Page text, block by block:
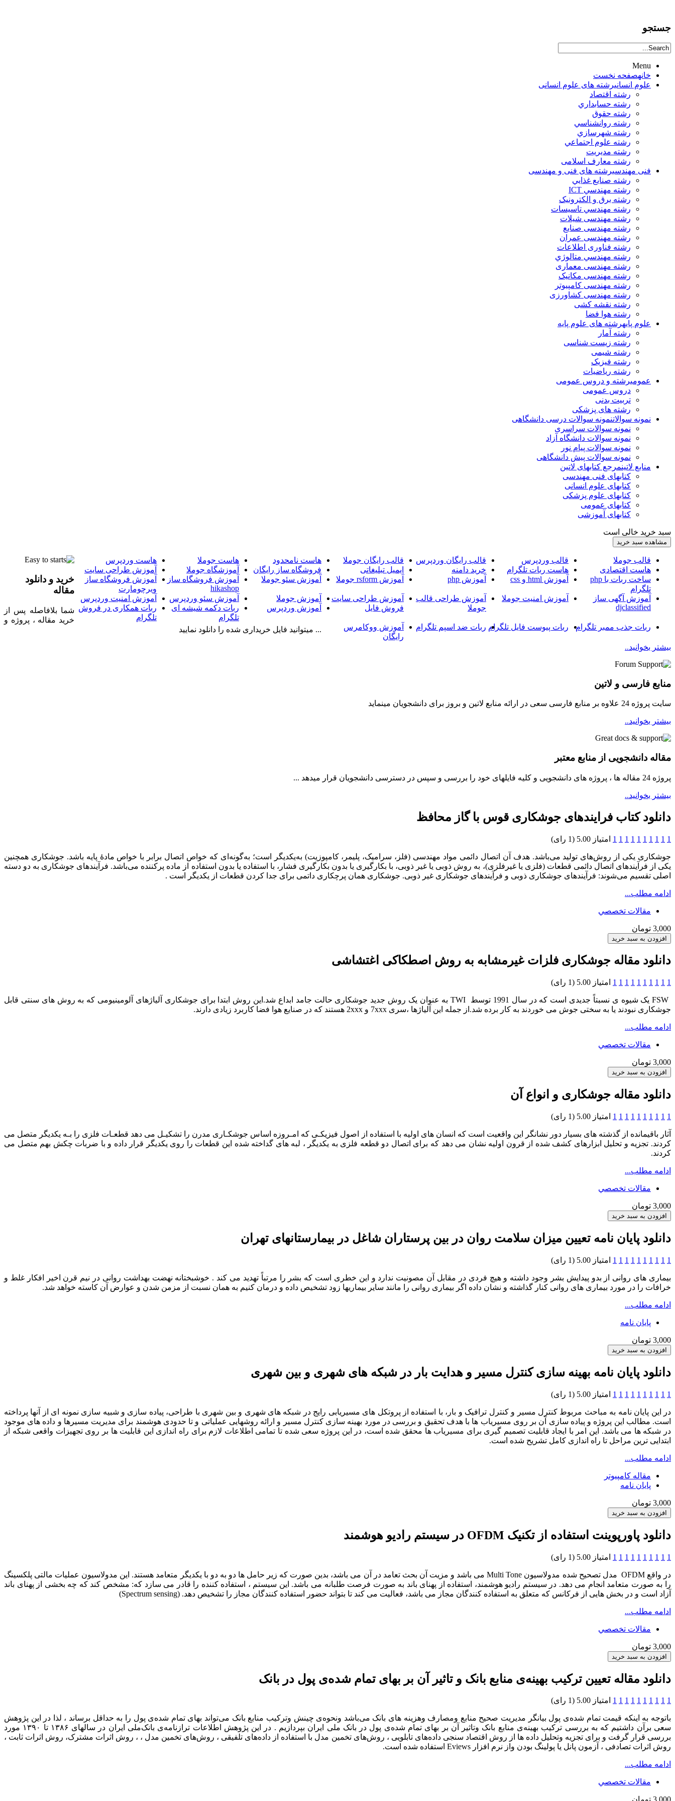
جستجو
Menu
خانهصفحه نخست
علوم انسانيرشته های علوم انسانی
رشته اقتصاد
رشته حسابداري
رشته حقوق
رشته روانشناسي
رشته شهرسازي
رشته علوم اجتماعي
رشته مديريت
رشته معارف اسلامی
فنی مهندسیرشته های فنی و مهندسی
رشته صنايع غذايي
رشته مهندسي ICT
رشته برق و الکترونيک
رشته مهندسي تاسيسات
رشته مهندسی شیلات
رشته مهندسی صنایع
رشته مهندسی عمران
رشته فناوری اطلاعات
رشته مهندسي متالوژي
رشته مهندسی معماری
رشته مهندسی مکانیک
رشته مهندسی کامپیوتر
رشته مهندسی کشاورزی
رشته نقشه کشی
رشته هوا فضا
علوم پایهرشته های علوم پایه
رشته آمار
رشته زیست شناسی
رشته شیمی
رشته فیزیک
رشته ریاضیات
عمومیرشته و دروس عمومی
دروس عمومی
تربیت بدنی
رشته های پزشکی
نمونه سوالاتنمونه سوالات درسی دانشگاهی
نمونه سوالات سراسری
نمونه سوالات دانشگاه آزاد
نمونه سوالات پیام نور
نمونه سوالات پیش دانشگاهی
منابع لاتینمرجع کتابهای لاتین
کتابهای فنی مهندسی
کتابهای علوم انسانی
کتابهای علوم پزشکی
کتابهای عمومی
کتابهای آموزشی
سبد خرید خالی است
قالب جوملا قالب وردپرس قالب رایگان وردپرس قالب رایگان جوملا هاست نامحدود هاست جوملا
هاست وردپرس
هاست اقتصادی
هاست ربات تلگرام خرید دامنه ایمیل تبلیغاتی فروشگاه ساز رایگان آموزشگاه جوملا
آموزش طراحی سایت
ساخت ربات با php
تلگرام
آموزش html و css آموزش php آموزش rsform جوملا آموزش سئو جوملا
آموزش فروشگاه ساز
hikashop
آموزش فروشگاه ساز
ویرچومارت
آموزش آگهی ساز
djclassified
آموزش امنیت جوملا
آموزش طراحی قالب
جوملا
آموزش طراحی سایت
فروش فایل
آموزش جوملا آموزش سئو وردپرس
آموزش امنیت وردپرس
آموزش وردپرس
ربات دکمه شیشه ای
تلگرام
ربات همکاری در فروش
تلگرام
ربات جذب ممبر تلگرام
ربات پیوست فایل تلگرام ربات ضد اسپم تلگرام
آموزش ووکامرس
رایگان
خرید و دانلود
مقاله
شما بلافاصله پس از
خرید مقاله ، پروژه و
... میتوانید فایل خریداری شده را دانلود نمایید
بیشتر بخوانید..
منابع فارسی و لاتین
سایت پروژه 24 علاوه بر منابع فارسی سعی در ارائه منابع لاتین و بروز برای دانشجویان مینماید
بیشتر بخوانید..
مقاله دانشجویی از منابع معتبر
پروژه 24 مقاله ها ، پروژه های دانشجویی و کلیه فایلهای خود را بررسی و سپس در دسترسی دانشجویان قرار میدهد ...
بیشتر بخوانید..
دانلود کتاب فرایندهای جوشکاری قوس با گاز محافظ
1
1
1
1
1
1
1
1
1
1 امتیاز 5.00 (1 رای)
جوشکاری یکی از روش‌های تولید می‌باشد. هدف آن اتصال دائمی مواد مهندسی (فلز، سرامیک، پلیمر، کامپوزیت) به‌یکدیگر است؛ به‌گونه‌ای که خواص اتصال برابر با خواص مادهٔ پایه باشد. جوشکاری همچنین
یکی از فرآیندهای اتصال دائمی قطعات (فلزی یا غیرفلزی)، به روش ذوبی یا غیر ذوبی، با بکارگیری یا بدون بکارگیری فشار، با استفاده یا بدون استفاده از ماده پرکننده می‌باشد. فرآیندهای جوشکاری به دو دسته
اصلی تقسیم می‌شوند: فرآیندهای جوشکاری ذوبی و فرآیندهای جوشکاری غیر ذوبی. جوشکاری همان پرچکاری داتمی برای جدا کردن قطعات از یکدیگر است .
ادامه مطلب...
مقالات تخصصي
3,000 تومان
دانلود مقاله جوشکاری فلزات غیرمشابه به روش اصطکاکی اغتشاشی
1
1
1
1
1
1
1
1
1
1 امتیاز 5.00 (1 رای)
FSW یک شیوه ی نسبتاً جدیدی است که در سال 1991 توسط TWI به عنوان یک روش جدید جوشکاری حالت جامد ابداع شد.این روش ابتدا برای جوشکاری آلیاژهای آلومینیومی که به روش های سنتی قابل
جوشکاری نبودند یا به سختی جوش می خوردند به کار برده شد.از جمله این آلیاژها ،سری 7xxx و 2xxx هستند که در صنایع هوا فضا کاربرد زیادی دارند.
ادامه مطلب...
مقالات تخصصي
3,000 تومان
دانلود مقاله جوشکاری و انواع آن
1
1
1
1
1
1
1
1
1
1 امتیاز 5.00 (1 رای)
آثار باقیمانده از گذشته های بسیار دور نشانگر این واقعیت است که انسان های اولیه با استفاده از اصول فیزیکـی که امـروزه اساس جوشکـاری مدرن را تشکیـل می دهد قطعـات فلزی را بـه یکدیگر متصل می
کردند. تجزیه و تحلیل ابزارهای کشف شده از قرون اولیه نشان می دهد که برای اتصال دو قطعه فلزی به یکدیگر ، لبه های گداخته شده این قطعات را روی یکدیگر قرار داده و با ضربات چکش بهم متصل می
کردند.
ادامه مطلب...
مقالات تخصصي
3,000 تومان
دانلود پایان نامه تعیین میزان سلامت روان در بین پرستاران شاغل در بیمارستانهای تهران‎
1
1
1
1
1
1
1
1
1
1 امتیاز 5.00 (1 رای)
بیماری های روانی از بدو پیدایش بشر وجود داشته و هیچ فردی در مقابل آن مصونیت ندارد و این خطری است که بشر را مرتباً تهدید می کند . خوشبختانه نهضت بهداشت روانی در نیم قرن اخیر افکار غلط و
خرافات را در مورد بیماری های روانی کنار گذاشته و نشان داده اگر بیماری روانی را مانند سایر بیماریها زود تشخیص داده و درمان کنیم به همان نسبت از مزمن شدن و عوارض آن کاسته خواهد شد.
ادامه مطلب...
پایان نامه
3,000 تومان
دانلود پایان نامه بهینه سازی کنترل مسیر و هدایت بار در شبکه های شهری و بین شهری
1
1
1
1
1
1
1
1
1
1 امتیاز 5.00 (1 رای)
در این پایان نامه به مباحث مربوط کنترل مسیر و کنترل ترافیک و بار، با استفاده از پروتکل های مسیریابی رایج در شبکه های شهری و بین شهری با طراحی، پیاده سازی و شبیه سازی نمونه ای از آنها پرداخته
است. مطالب این پروژه و پیاده سازی آن بر روی مسیریاب ها با هدف تحقیق و بررسی در مورد بهینه سازی کنترل مسیر و ارائه روشهایی عملیاتی و تا حدودی هوشمند برای مدیریت مسیرها و داده های موجود
در شبکه ها می باشد. این امر با ایجاد قابلیت تصمیم گیری برای مسیریاب ها محقق شده است، در این پروژه سعی شده تا تمامی اطلاعات لازم برای راه اندازی این قابلیت ها بر روی تجهیزات واقعی شبکه از
ابتدایی ترین مراحل تا راه اندازی کامل تشریح شده است.
ادامه مطلب...
مقاله کامپیوتر
پایان نامه
3,000 تومان
دانلود پاورپوینت استفاده از تکنیک OFDM در سیستم رادیو هوشمند
1
1
1
1
1
1
1
1
1
1 امتیاز 5.00 (1 رای)
در واقع OFDM مدل تصحیح شده مدولاسیون Multi Tone می باشد و مزیت آن بحث تعامد در آن می باشد، بدین صورت که زیر حامل ها دو به دو با یکدیگر متعامد هستند. این مدولاسیون عملیات مالتی پلکسینگ
را به صورت متعامد انجام می دهد. در سیستم رادیو هوشمند، استفاده از پهنای باند به صورت فرصت طلبانه می باشد. این سیستم ، استفاده کننده را قادر می سازد که: مشخص کند که چه بخشی از پهنای باند
آزاد است و در بخش هایی از فرکانس که متعلق به استفاده کنندگان مجاز می باشد، فعالیت می کند تا بتواند حضور استفاده کنندگان مجاز را تشخیص دهد. (Spectrum sensing)
ادامه مطلب...
مقالات تخصصي
3,000 تومان
دانلود مقاله تعیین ترکیب بهینه‌ی منابع بانک و تاثیر آن بر بهای تمام شده‌ی پول در بانک
1
1
1
1
1
1
1
1
1
1 امتیاز 5.00 (1 رای)
باتوجه به اینکه قیمت تمام شده‌ی پول بیانگر مدیریت صحیح منابع ومصارف وهزینه های بانک می‌باشد ونحوه‌ی چینش وترکیب منابع بانک می‌تواند بهای تمام شده‌ی پول را به حداقل برساند ، لذا در این پژوهش
سعی برآن داشتیم که به بررسی ترکیب بهینه‌ی منابع بانک وتاثیر آن بر بهای تمام شده‌ی پول در بانک ملی ایران بپردازیم . در این پژوهش اطلاعات ترازنامه‌ی بانک‌ملی ایران در سالهای ۱۳۸۶ تا ۱۳۹۰ مورد
بررسی قرار گرفت و برای تجزیه وتحلیل داده ها از روش اقتصاد سنجی داده‌های تابلویی ، روش‌های تخمین مدل با استفاده از داده‌های تلفیقی ، روش‌های تخمین مدل ، ، روش اثرات مشترک، روش اثرات ثابت ،
روش اثرات تصادفی ، آزمون پانل یا پولینگ بودن واز نرم افزار Eviews استفاده شده است.
ادامه مطلب...
مقالات تخصصي